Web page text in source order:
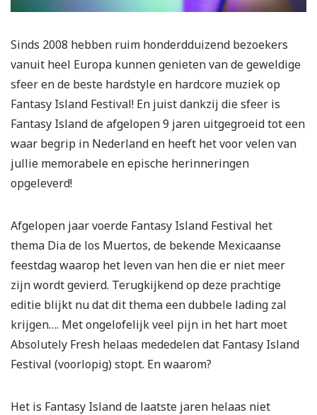
Sinds 2008 hebben ruim honderdduizend bezoekers
vanuit heel Europa kunnen genieten van de geweldige
sfeer en de beste hardstyle en hardcore muziek op
Fantasy Island Festival! En juist dankzij die sfeer is
Fantasy Island de afgelopen 9 jaren uitgegroeid tot een
waar begrip in Nederland en heeft het voor velen van
jullie memorabele en epische herinneringen
opgeleverd!
Afgelopen jaar voerde Fantasy Island Festival het
thema Dia de los Muertos, de bekende Mexicaanse
feestdag waarop het leven van hen die er niet meer
zijn wordt gevierd. Terugkijkend op deze prachtige
editie blijkt nu dat dit thema een dubbele lading zal
krijgen…. Met ongelofelijk veel pijn in het hart moet
Absolutely Fresh helaas mededelen dat Fantasy Island
Festival (voorlopig) stopt. En waarom?
Het is Fantasy Island de laatste jaren helaas niet